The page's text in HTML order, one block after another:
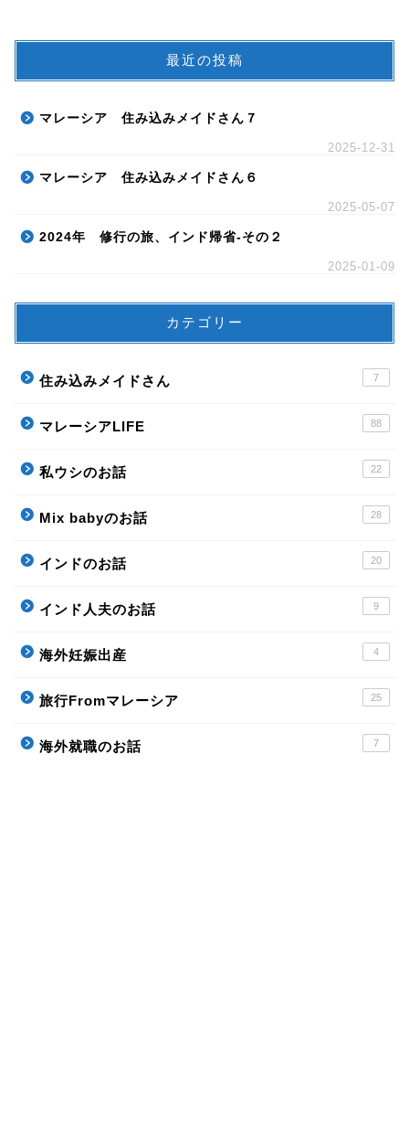
最近の投稿
マレーシア 住み込みメイドさん７
2025-12-31
マレーシア 住み込みメイドさん６
2025-05-07
2024年 修行の旅、インド帰省-その２
2025-01-09
カテゴリー
住み込みメイドさん 7
マレーシアLIFE 88
私ウシのお話 22
Mix babyのお話 28
インドのお話 20
インド人夫のお話 9
海外妊娠出産 4
旅行Fromマレーシア 25
海外就職のお話 7